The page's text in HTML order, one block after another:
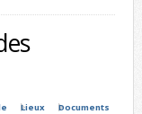
Lieux Documents